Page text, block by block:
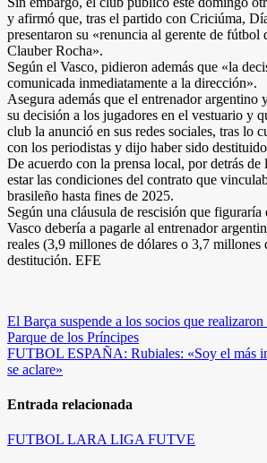
y afirmó que, tras el partido con Criciúma,
presentaron su «renuncia al gerente de fútbol
Clauber Rocha».
Según el Vasco, pidieron además que «la
comunicada inmediatamente a la dirección».
Asegura además que el entrenador
su decisión a los jugadores en el vestuario y
club la anunció en sus redes sociales, tras lo
con los periodistas y dijo haber sido
De acuerdo con la prensa local, por detrás de
estar las condiciones del contrato que
brasileño hasta fines de 2025.
Según una cláusula de rescisión que figuraría
Vasco debería a pagarle al entrenador
reales (3,9 millones de dólares o 3,7 millones
destitución. EFE
Navegación
de
entradas
El Barça suspende a los socios que
Parque de los Príncipes
FUTBOL ESPAÑA: Rubiales: «Soy el más
se aclare»
Entrada relacionada
FUTBOL LARALIGA FUTVE